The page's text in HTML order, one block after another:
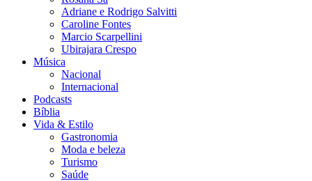
Adriane e Rodrigo Salvitti
Caroline Fontes
Marcio Scarpellini
Ubirajara Crespo
Música
Nacional
Internacional
Podcasts
Bíblia
Vida & Estilo
Gastronomia
Moda e beleza
Turismo
Saúde